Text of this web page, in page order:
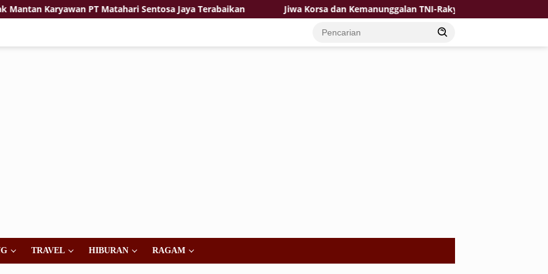
PT Matahari Sentosa Jaya Terabaikan Jiwa Korsa dan Kemanunggalan TNI-Rakyat Jadi Kekuatan TMMD di
TRAVEL HIBURAN RAGAM